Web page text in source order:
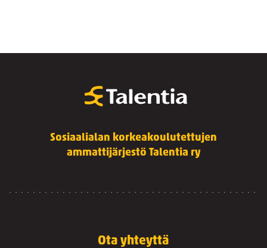
Sosiaalialan korkeakoulutettujen
ammattijärjestö Talentia ry
Ota yhteyttä